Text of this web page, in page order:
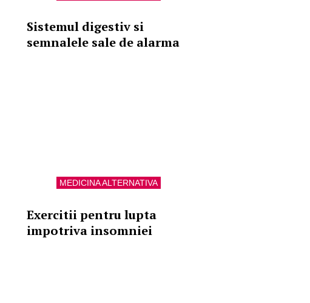
Sistemul digestiv si
semnalele sale de alarma
MEDICINA ALTERNATIVA
Exercitii pentru lupta
impotriva insomniei